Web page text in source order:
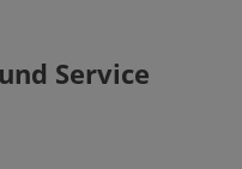
Service